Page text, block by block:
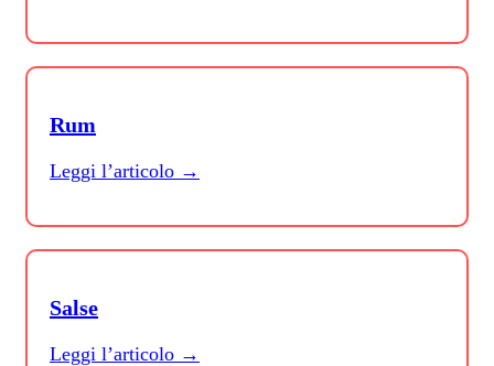
Rum
Leggi l’articolo →
Salse
Leggi l’articolo →